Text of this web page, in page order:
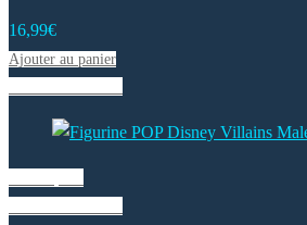
16,99€
Ajouter au panier